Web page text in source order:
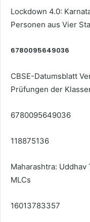
Lockdown 4.0:
Personen aus Vier
6780095649036
CBSE-Datumsblatt
Prüfungen der
6780095649036
118875136
Maharashtra:
MLCs
16013783357